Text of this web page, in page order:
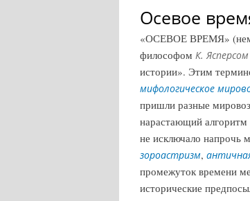
Осевое
«ОСЕВОЕ ВРЕМЯ» (нем.
философом К. Ясперсом
истории». Этим
мифологическое
пришли разные
нарастающий алгоритм
не исключало напрочь
зороастризм,
промежуток времени
исторические